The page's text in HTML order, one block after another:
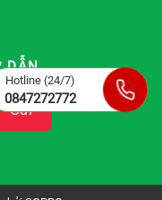
Hotline (24/7)
0847272772
DẪN
Gửi